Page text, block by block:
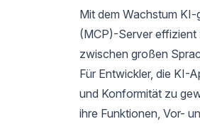
Mit dem Wachstum
(MCP)-Server effizient
zwischen großen
Für Entwickler, die KI-
und Konformität zu
ihre Funktionen, Vor-